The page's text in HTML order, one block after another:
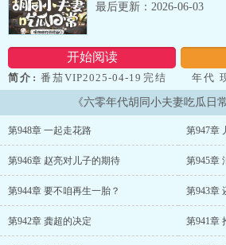
开始阅读
最后更新：2026-06-03
简介: 番茄VIP2025-04-19完结 年
196.1万字 文案： 九零后小夫妻穿越
有网络，没有手机 没关系，这些都不
及吃，真的来不及吃…… 小夫妻的日常
《六零年代胡同小夫妻吃瓜日
第948章 一起走花路 第947章
第946章 赵亮对儿子的期待 第945章
第944章 要不咱再生一胎？ 第943章
第942章 龚超的决定 第941章